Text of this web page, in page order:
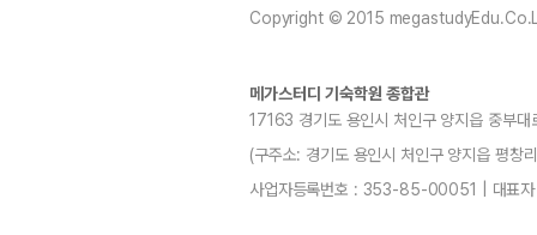
Copyright © 2015
메가스터디 기숙학원 종합관
17163 경기도 용인시 처인구 양지읍 중부
(구주소: 경기도 용인시 처인구 양지읍
사업자등록번호 : 353-85-00051 | 대표자